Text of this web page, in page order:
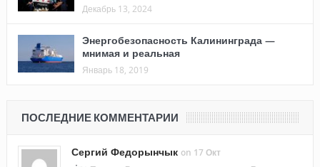
Декабрь 13, 2024
Энергобезопасность Калининграда —
мнимая и реальная
Январь 18, 2019
ПОСЛЕДНИЕ КОММЕНТАРИИ
Сергий Федорынчык on 17 Окт